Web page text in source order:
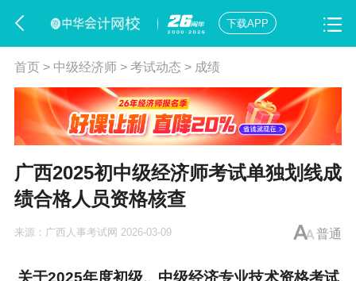
下载APP
首页> 中级经济师> 考试动态 > 成绩
广西2025初中级经济师考试单独划线成
绩合格人员资格核查
普通
来源： 广西人事考试网 2026-03-09
关于2025年度初级、中级经济专业技术资格考试